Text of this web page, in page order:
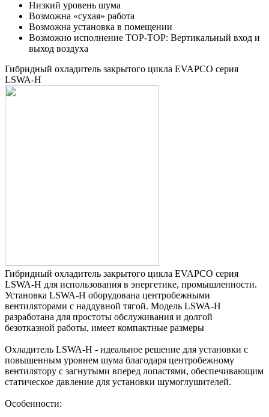
Низкий уровень шума
Возможна «сухая» работа
Возможна установка в помещении
Возможно исполнение TOP-TOP: Вертикальный вход и
выход воздуха
Гибридный охладитель закрытого цикла EVAPCO серия
LSWA-H
Гибридный охладитель закрытого цикла EVAPCO серия
LSWA-H для использования в энергетике, промышленности.
Установка LSWA-H оборудована центробежными
вентиляторами с наддувной тягой. Модель LSWA-H
разработана для простоты обслуживания и долгой
безотказной работы, имеет компактные размеры
Охладитель LSWA-H - идеальное решение для установки с
повышенным уровнем шума благодаря центробежному
вентилятору с загнутыми вперед лопастями, обеспечивающим
статическое давление для установки шумоглушителей.
Особенности: